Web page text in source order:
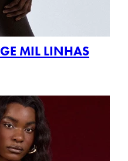
MIL LINHAS